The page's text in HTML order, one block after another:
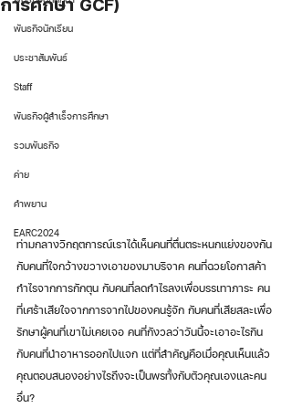
พันธกิจนักเรียน
ประชาสัมพันธ์
Staff
พันธกิจผู้สำเร็จการศึกษา
รวมพันธกิจ
ค่าย
คำพยาน
EARC2024
ท่ามกลางวิกฤตการณ์เราได้เห็นคนที่ตื่นตระหนกแย่งของกัน
กับคนที่ใจกว้างขวางเอาของมาบริจาค คนที่ฉวยโอกาสค้า
กำไรจากการกักตุน กับคนที่ลดกำไรลงเพื่อบรรเทาภาระ คน
ที่เศร้าเสียใจจากการจากไปของคนรู้จัก กับคนที่เสียสละเพื่อ
รักษาผู้คนที่เขาไม่เคยเจอ คนที่กังวลว่าวันนี้จะเอาอะไรกิน
กับคนที่นำอาหารออกไปแจก แต่ที่สำคัญคือเมื่อคุณเห็นแล้ว
คุณตอบสนองอย่างไรถึงจะเป็นพรทั้งกับตัวคุณเองและคน
อื่น?